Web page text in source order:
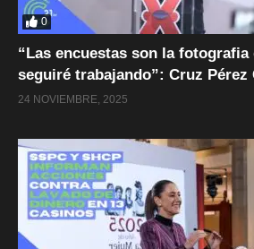
0
“Las encuestas son la fotografia
seguiré trabajando”: Cruz Pérez
24 NOVIEMBRE, 2025